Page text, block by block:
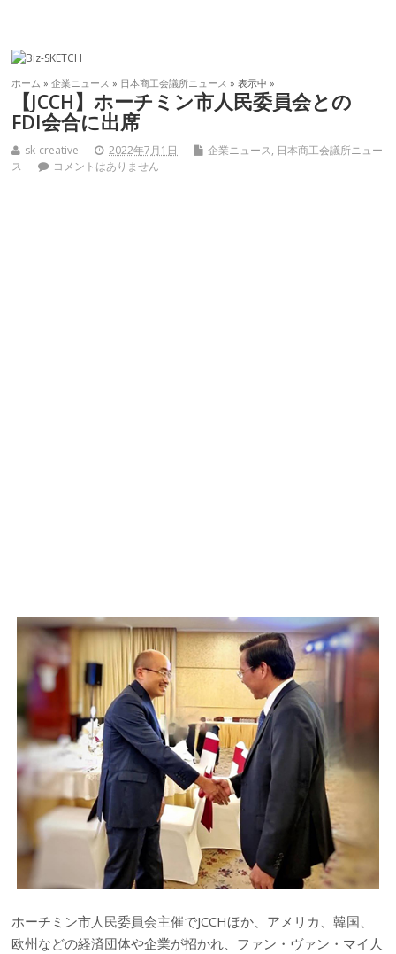
ホーム »企業ニュース » 日本商工会議所ニュース » 表示中 »
【JCCH】ホーチミン市人民委員会との
FDI会合に出席
sk-creative 2022年7月1日 企業ニュース, 日本商工会議所ニュー
ス
コメントはありません
ホーチミン市人民委員会主催でJCCHほか、アメリカ、韓国、
欧州などの経済団体や企業が招かれ、ファン・ヴァン・マイ人